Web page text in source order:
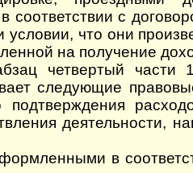
соответствии с
условии, что они
на получение
четвертый части
следующие
подтверждения
деятельности,
в